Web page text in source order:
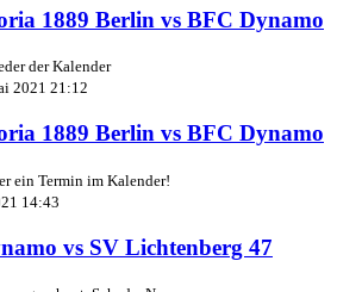
1889 Berlin vs BFC Dynamo
der Kalender
2021 21:12
1889 Berlin vs BFC Dynamo
ein Termin im Kalender!
14:43
vs SV Lichtenberg 47